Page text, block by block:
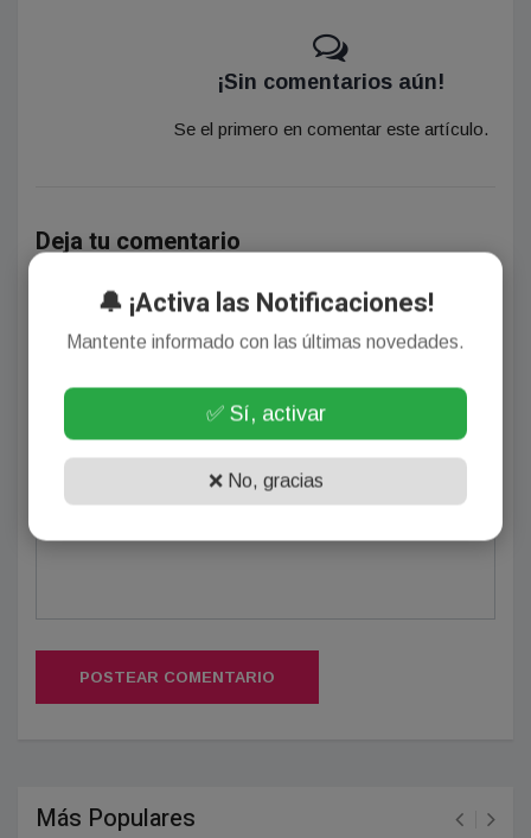
¡Sin comentarios aún!
Se el primero en comentar este artículo.
Deja tu comentario
(Su email no será publicado)
POSTEAR COMENTARIO
Más Populares
🔔 ¡Activa las Notificaciones!
Mantente informado con las últimas novedades.
✅ Sí, activar
❌ No, gracias